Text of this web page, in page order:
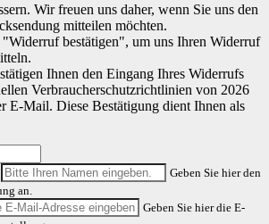
Wir freuen uns daher, wenn Sie uns den
mitteilen möchten.
bestätigen", um uns Ihren Widerruf
Ihnen den Eingang Ihres Widerrufs
Verbraucherschutzrichtlinien von 2026
E-Mail. Diese Bestätigung dient Ihnen als
Geben Sie hier den
an.
Geben Sie hier die E-